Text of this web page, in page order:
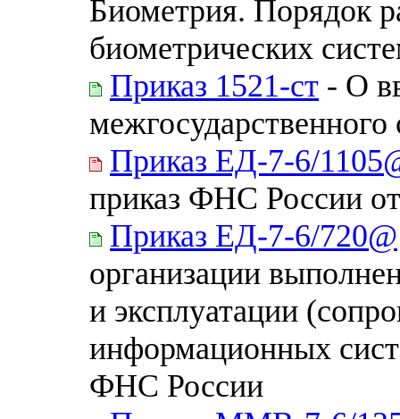
Биометрия. Порядок
биометрических
Приказ 1521-ст - О
межгосударственного
Приказ ЕД-7-6/
приказ ФНС России
Приказ ЕД-7-6/720@
организации
и эксплуатации
информационных
ФНС России